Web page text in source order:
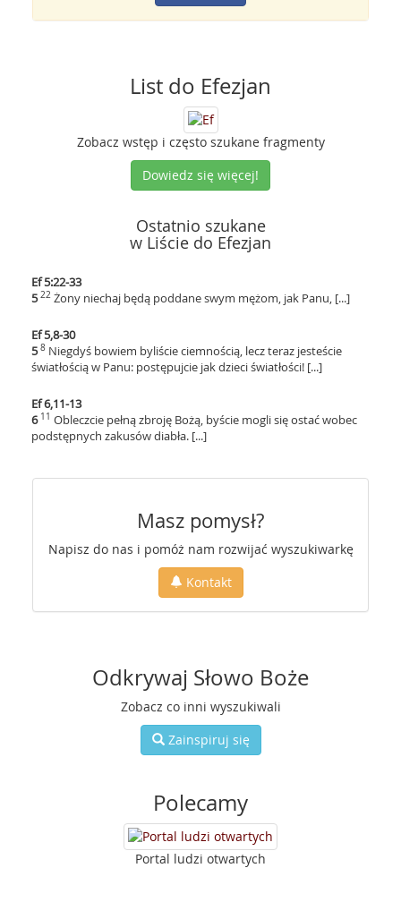
List do Efezjan
Zobacz wstęp i często szukane fragmenty
Dowiedz się więcej!
Ostatnio szukane
w Liście do Efezjan
Ef 5:22-33
5 22 Żony niechaj będą poddane swym mężom, jak Panu, [...]
Ef 5,8-30
5 8 Niegdyś bowiem byliście ciemnością, lecz teraz jesteście
światłością w Panu: postępujcie jak dzieci światłości! [...]
Ef 6,11-13
6 11 Obleczcie pełną zbroję Bożą, byście mogli się ostać wobec
podstępnych zakusów diabła. [...]
Masz pomysł?
Napisz do nas i pomóż nam rozwijać wyszukiwarkę
Kontakt
Odkrywaj Słowo Boże
Zobacz co inni wyszukiwali
Zainspiruj się
Polecamy
Portal ludzi otwartych